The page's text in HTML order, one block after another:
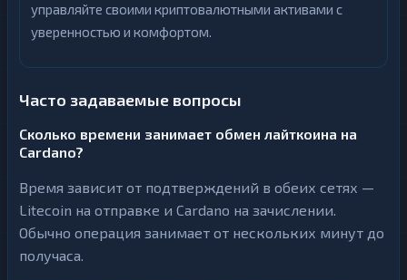
управляйте своими криптовалютными активами с
уверенностью и комфортом.
Часто задаваемые вопросы
Сколько времени занимает обмен лайткоина на
Cardano?
Время зависит от подтверждений в обеих сетях —
Litecoin на отправке и Cardano на зачислении.
Обычно операция занимает от нескольких минут до
получаса.